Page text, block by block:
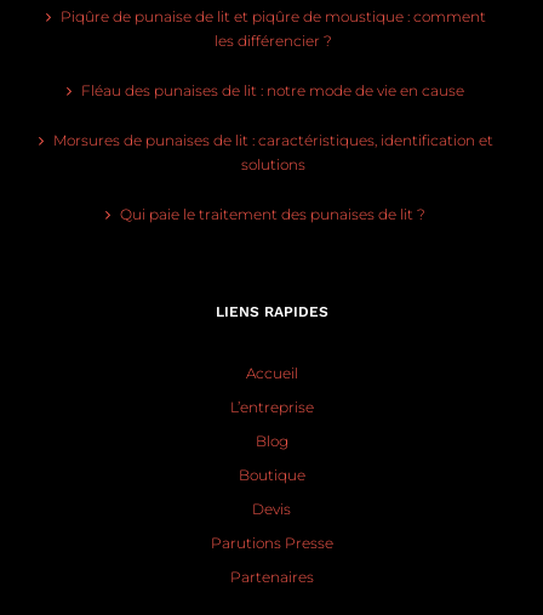
Piqûre de punaise de lit et piqûre de moustique : comment
les différencier ?
Fléau des punaises de lit : notre mode de vie en cause
Morsures de punaises de lit : caractéristiques, identification et
solutions
Qui paie le traitement des punaises de lit ?
LIENS RAPIDES
Accueil
L’entreprise
Blog
Boutique
Devis
Parutions Presse
Partenaires